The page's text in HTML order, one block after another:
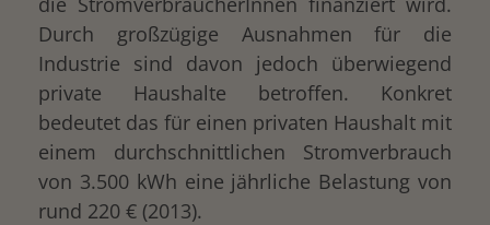
Durch großzügige Ausnahmen für die
Industrie sind davon jedoch überwiegend
private Haushalte betroffen. Konkret
bedeutet das für einen privaten Haushalt mit
einem durchschnittlichen Stromverbrauch
von 3.500 kWh eine jährliche Belastung von
rund 220 € (2013).